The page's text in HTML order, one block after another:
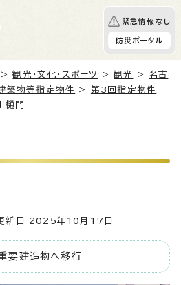
緊急情報なし
防災ポータル
>観光・文化・スポーツ >観光 > 名古
築物等指定物件 > 第3回指定物件
樋門
日 2025年10月17日
要建造物へ移行